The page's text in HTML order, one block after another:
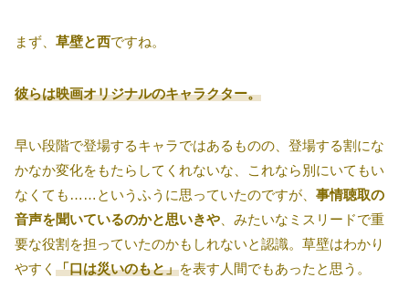
まず、 草壁と西ですね。
彼らは映画オリジナルのキャラクター。
早い段階で登場するキャラではあるものの、登場する割にな
かなか変化をもたらしてくれないな、これなら別にいてもい
なくても……というふうに思っていたのですが、 事情聴取の
音声を聞いているのかと思いきや 、みたいなミスリードで重
要な役割を担っていたのかもしれないと認識。草壁はわかり
やすく 「口は災いのもと」を表す人間でもあったと思う。